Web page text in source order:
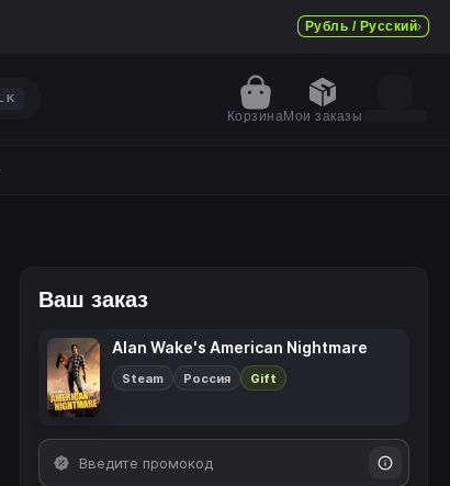
Рубль / Русский
K
КорзинаМои заказы
Ваш заказ
Alan Wake's American Nightmare
Steam Россия Gift